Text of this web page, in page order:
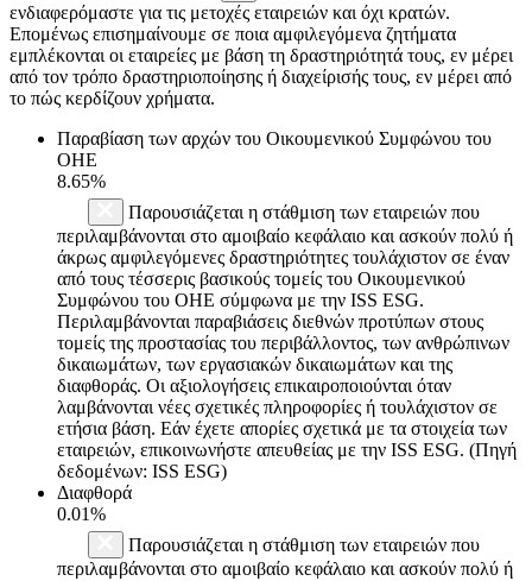
ενδιαφερόμαστε για τις μετοχές εταιρειών και όχι κρατών.
Επομένως επισημαίνουμε σε ποια αμφιλεγόμενα ζητήματα
εμπλέκονται οι εταιρείες με βάση τη δραστηριότητά τους, εν μέρει
από τον τρόπο δραστηριοποίησης ή διαχείρισής τους, εν μέρει από
το πώς κερδίζουν χρήματα.
Παραβίαση των αρχών του Οικουμενικού Συμφώνου του
ΟΗΕ
8.65%
Παρουσιάζεται η στάθμιση των εταιρειών που
περιλαμβάνονται στο αμοιβαίο κεφάλαιο και ασκούν πολύ ή
άκρως αμφιλεγόμενες δραστηριότητες τουλάχιστον σε έναν
από τους τέσσερις βασικούς τομείς του Οικουμενικού
Συμφώνου του ΟΗΕ σύμφωνα με την ISS ESG.
Περιλαμβάνονται παραβιάσεις διεθνών προτύπων στους
τομείς της προστασίας του περιβάλλοντος, των ανθρώπινων
δικαιωμάτων, των εργασιακών δικαιωμάτων και της
διαφθοράς. Οι αξιολογήσεις επικαιροποιούνται όταν
λαμβάνονται νέες σχετικές πληροφορίες ή τουλάχιστον σε
ετήσια βάση. Εάν έχετε απορίες σχετικά με τα στοιχεία των
εταιρειών, επικοινωνήστε απευθείας με την ISS ESG. (Πηγή
δεδομένων: ISS ESG)
Διαφθορά
0.01%
Παρουσιάζεται η στάθμιση των εταιρειών που
περιλαμβάνονται στο αμοιβαίο κεφάλαιο και ασκούν πολύ ή